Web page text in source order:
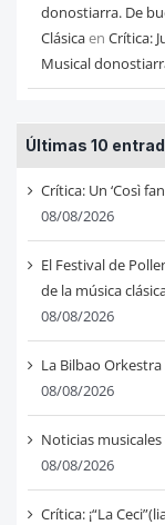
donostiarra. De
Clásicaen Crítica:
Musical
Últimas 10
Crítica: Un ‘Così
08/08/2026
El Festival de
de la música
08/08/2026
La Bilbao
08/08/2026
Noticias
08/08/2026
Crítica: ¡“La